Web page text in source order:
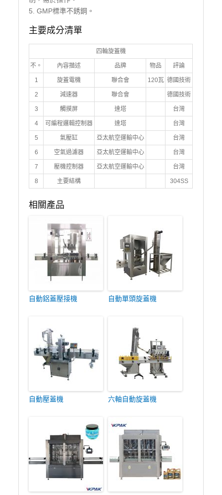
5. GMP標準不銹鋼。
主要成分清單
四輪旋蓋機
不。 內容描述 品牌 物品 評論
1 旋蓋電機 聯合會 120瓦 德國技術
2 減速器 聯合會 德國技術
3 觸摸屏 達塔 台灣
4 可編程邏輯控制器 達塔 台灣
5 氣壓缸 亞太航空運輸中心 台灣
6 空氣過濾器 亞太航空運輸中心 台灣
7 壓機控制器 亞太航空運輸中心 台灣
8 主要結構 304SS
相關產品
自動鋁蓋壓接機 自動單頭旋蓋機
自動壓蓋機 六軸自動旋蓋機